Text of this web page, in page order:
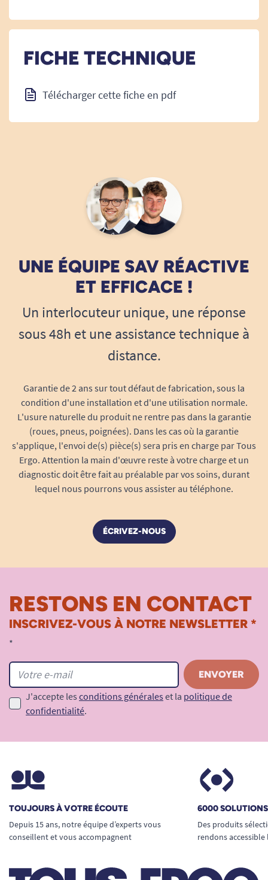
FICHE TECHNIQUE
Télécharger cette fiche en pdf
UNE ÉQUIPE SAV RÉACTIVE
ET EFFICACE !
Un interlocuteur unique, une réponse
sous 48h et une assistance technique à
distance.
Garantie de 2 ans sur tout défaut de fabrication, sous la
condition d'une installation et d'une utilisation normale.
L'usure naturelle du produit ne rentre pas dans la garantie
(roues, pneus, poignées). Dans les cas où la garantie
s'applique, l'envoi de(s) pièce(s) sera pris en charge par Tous
Ergo. Attention la main d'œuvre reste à votre charge et un
diagnostic doit être fait au préalable par vos soins, durant
lequel nous pourrons vous assister au téléphone.
ÉCRIVEZ-NOUS
RESTONS EN CONTACT
INSCRIVEZ-VOUS À NOTRE NEWSLETTER *
*
J'accepte les conditions générales et la politique de
confidentialité.
TOUJOURS À VOTRE ÉCOUTE
Depuis 15 ans, notre équipe d’experts vous
conseillent et vous accompagnent
6000
Des produits
rendons